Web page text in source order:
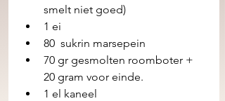
smelt niet goed)
1 ei
80  sukrin marsepein
70 gr gesmolten roomboter +
20 gram voor einde.
1 el kaneel